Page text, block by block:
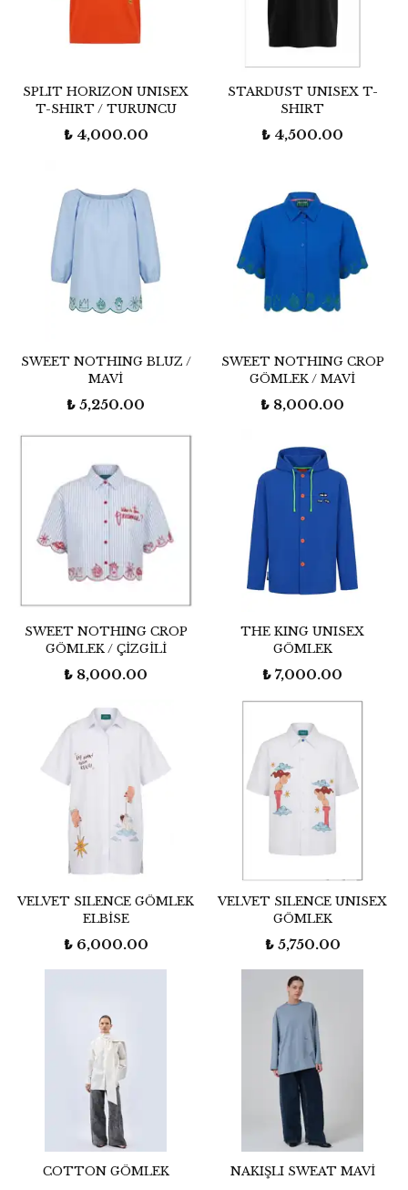
SPLIT HORIZON UNISEX
T-SHIRT / TURUNCU
₺ 4,000.00
STARDUST UNISEX T-
SHIRT
₺ 4,500.00
SWEET NOTHING BLUZ /
MAVİ
₺ 5,250.00
SWEET NOTHING CROP
GÖMLEK / MAVİ
₺ 8,000.00
SWEET NOTHING CROP
GÖMLEK / ÇİZGİLİ
₺ 8,000.00
THE KING UNISEX
GÖMLEK
₺ 7,000.00
VELVET SILENCE GÖMLEK
ELBİSE
₺ 6,000.00
VELVET SILENCE UNISEX
GÖMLEK
₺ 5,750.00
COTTON GÖMLEK NAKIŞLI SWEAT MAVİ